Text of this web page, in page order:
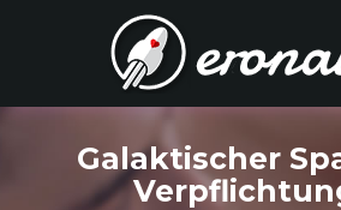
Galaktischer